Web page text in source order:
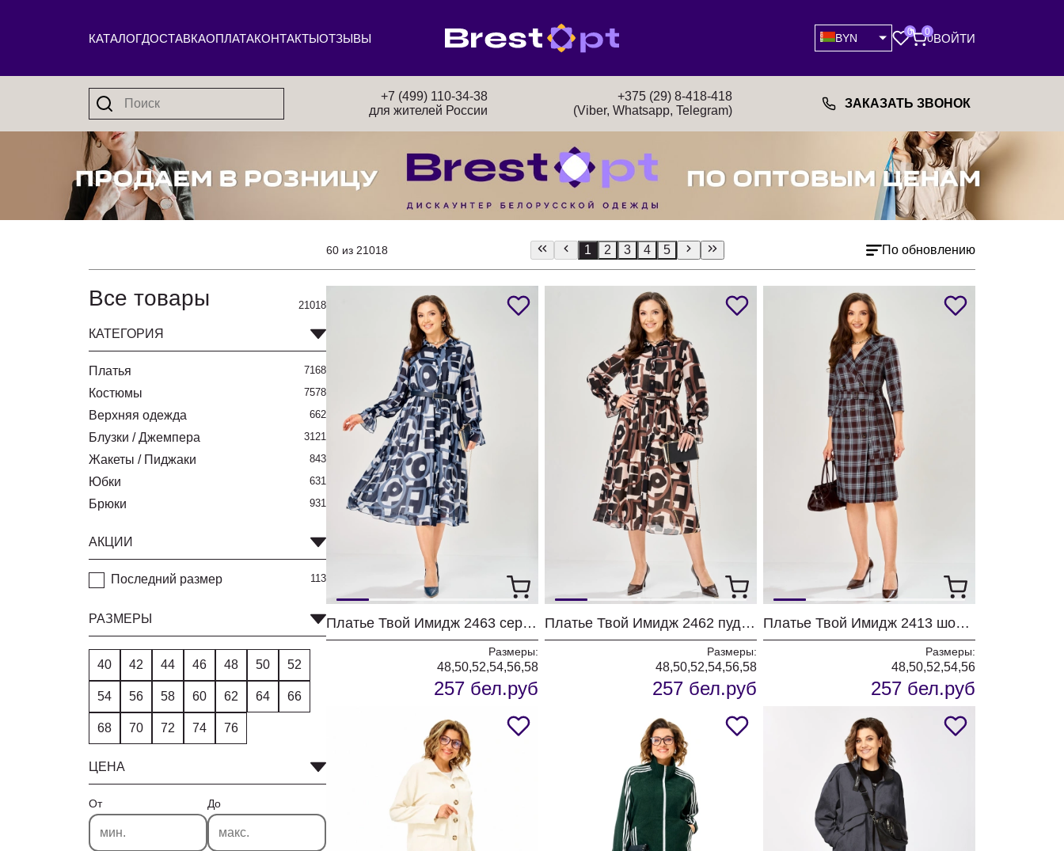
КАТАЛОГДОСТАВКАОПЛАТАКОНТАКТЫОТЗЫВЫ BYN
0 0
0ВОЙТИ
+7 (499) 110-34-38
для жителей России
+375 (29) 8-418-418
(Viber, Whatsapp, Telegram)
ЗАКАЗАТЬ ЗВОНОК
60 из 21018 По обновлению
1 2 3 4 5
Все товары 21018
КАТЕГОРИЯ
Платья 7168
Костюмы 7578
Верхняя одежда 662
Блузки / Джемпера 3121
Жакеты / Пиджаки 843
Юбки 631
Брюки 931
АКЦИИ
Последний размер 113
РАЗМЕРЫ
40 42 44 46 48 50 52
54 56 58 60 62 64 66
68 70 72 74 76
ЦЕНА
От До
Платье Твой Имидж 2463 серо-голубой с принтом
Размеры:
48,50,52,54,56,58
257 бел.руб
Платье Твой Имидж 2462 пудровый с принтом
Размеры:
48,50,52,54,56,58
257 бел.руб
Платье Твой Имидж 2413 шоколадный в клетку
Размеры:
48,50,52,54,56
257 бел.руб